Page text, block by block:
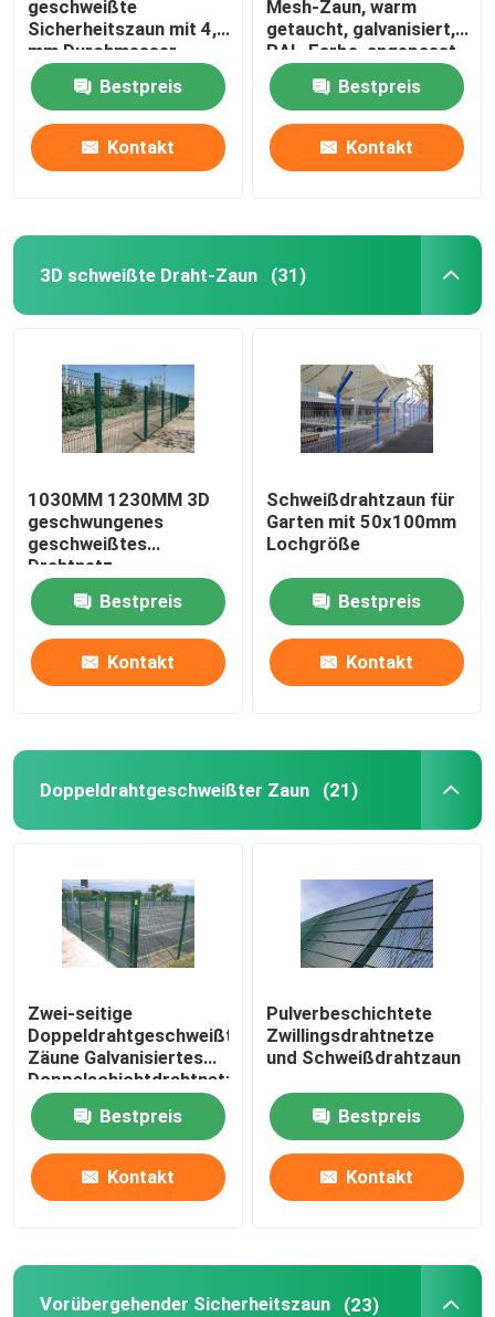
geschweißte
Sicherheitszaun mit 4,0
mm Durchmesser
Bestpreis
Kontakt
Mesh-Zaun, warm
getaucht, galvanisiert,
RAL-Farbe, angepasst
Bestpreis
Kontakt
3D schweißte Draht-Zaun (31)
1030MM 1230MM 3D
geschwungenes
geschweißtes
Drahtnetz
Dekorationsgartennetz
Zaun
Bestpreis
Kontakt
Schweißdrahtzaun für
Garten mit 50x100mm
Lochgröße
Bestpreis
Kontakt
Doppeldrahtgeschweißter Zaun (21)
Zwei-seitige
Doppeldrahtgeschweißte
Zäune Galvanisiertes
Doppelschichtdrahtnetz
Bestpreis
Kontakt
Pulverbeschichtete
Zwillingsdrahtnetze
und Schweißdrahtzaun
Bestpreis
Kontakt
Vorübergehender Sicherheitszaun (23)